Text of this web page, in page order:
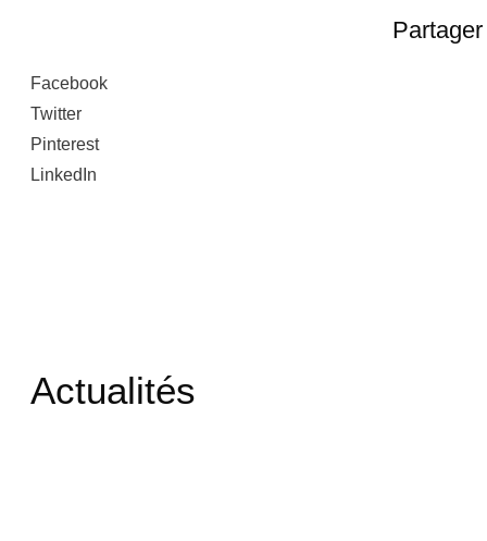
Partager
Facebook
Twitter
Pinterest
LinkedIn
Actualités